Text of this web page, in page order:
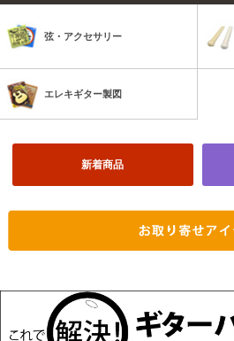
弦・アクセサリー
エレキギター製図
新着商品